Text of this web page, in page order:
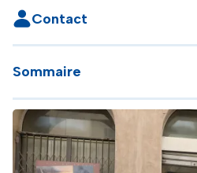
Contact
Sommaire